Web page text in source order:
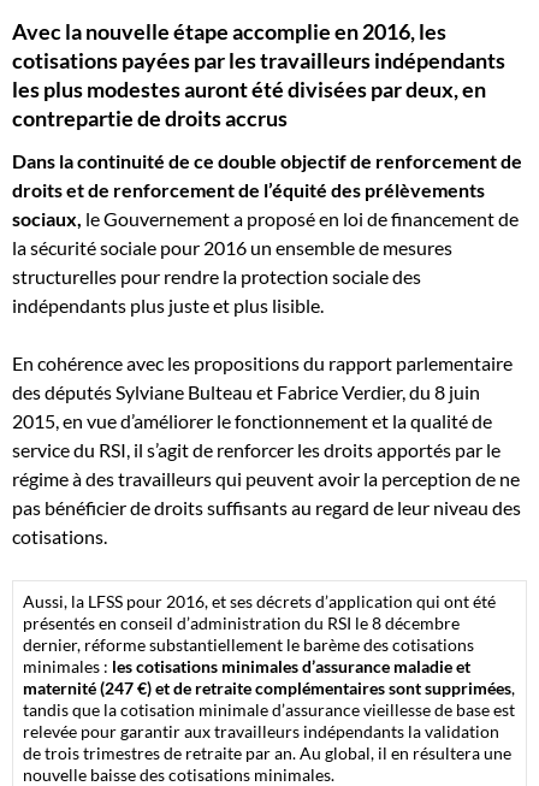
Avec la nouvelle étape accomplie en 2016, les
cotisations payées par les travailleurs indépendants
les plus modestes auront été divisées par deux, en
contrepartie de droits accrus
Dans la continuité de ce double objectif de renforcement de
droits et de renforcement de l’équité des prélèvements
sociaux, le Gouvernement a proposé en loi de financement de
la sécurité sociale pour 2016 un ensemble de mesures
structurelles pour rendre la protection sociale des
indépendants plus juste et plus lisible.
En cohérence avec les propositions du rapport parlementaire
des députés Sylviane Bulteau et Fabrice Verdier, du 8 juin
2015, en vue d’améliorer le fonctionnement et la qualité de
service du RSI, il s’agit de renforcer les droits apportés par le
régime à des travailleurs qui peuvent avoir la perception de ne
pas bénéficier de droits suffisants au regard de leur niveau des
cotisations.
Aussi, la LFSS pour 2016, et ses décrets d’application qui ont été
présentés en conseil d’administration du RSI le 8 décembre
dernier, réforme substantiellement le barème des cotisations
minimales : les cotisations minimales d’assurance maladie et
maternité (247 €) et de retraite complémentaires sont supprimées,
tandis que la cotisation minimale d’assurance vieillesse de base est
relevée pour garantir aux travailleurs indépendants la validation
de trois trimestres de retraite par an. Au global, il en résultera une
nouvelle baisse des cotisations minimales.